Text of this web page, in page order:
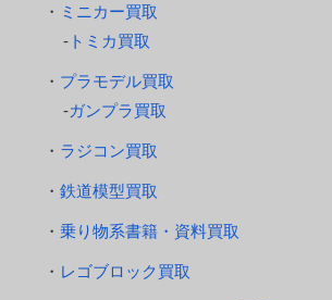
ミニカー買取
トミカ買取
プラモデル買取
ガンプラ買取
ラジコン買取
鉄道模型買取
乗り物系書籍・資料買取
レゴブロック買取